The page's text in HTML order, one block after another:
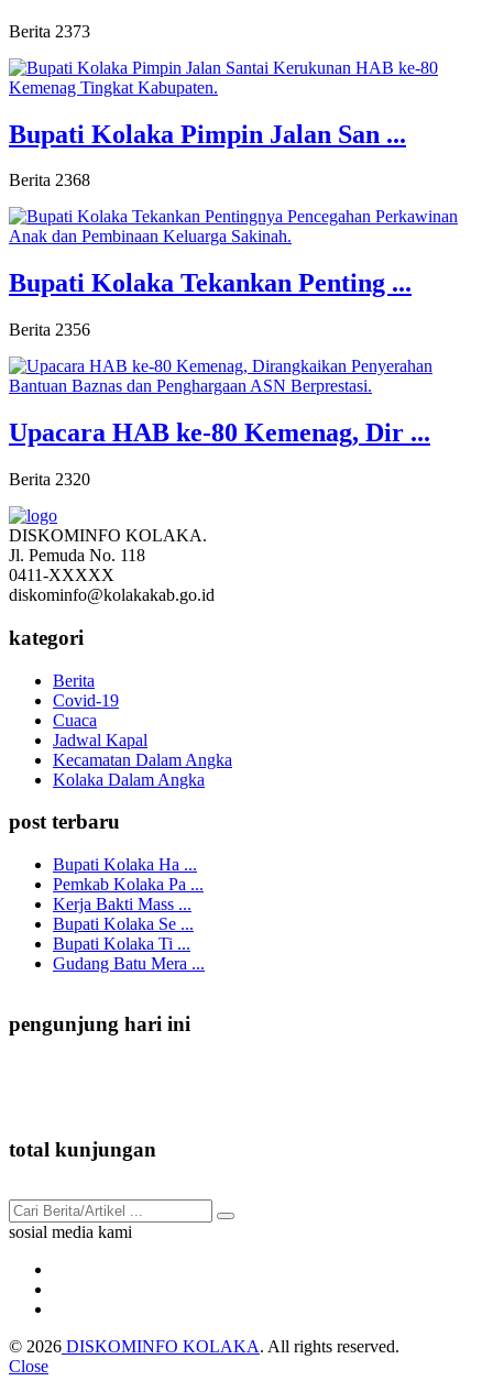
Berita 2373
Bupati Kolaka Pimpin Jalan San ...
Berita 2368
Bupati Kolaka Tekankan Penting ...
Berita 2356
Upacara HAB ke-80 Kemenag, Dir ...
Berita 2320
DISKOMINFO KOLAKA.
Jl. Pemuda No. 118
0411-XXXXX
diskominfo@kolakakab.go.id
kategori
Berita
Covid-19
Cuaca
Jadwal Kapal
Kecamatan Dalam Angka
Kolaka Dalam Angka
post terbaru
Bupati Kolaka Ha ...
Pemkab Kolaka Pa ...
Kerja Bakti Mass ...
Bupati Kolaka Se ...
Bupati Kolaka Ti ...
Gudang Batu Mera ...
pengunjung hari ini
total kunjungan
sosial media kami
© 2026 DISKOMINFO KOLAKA. All rights reserved.
Close